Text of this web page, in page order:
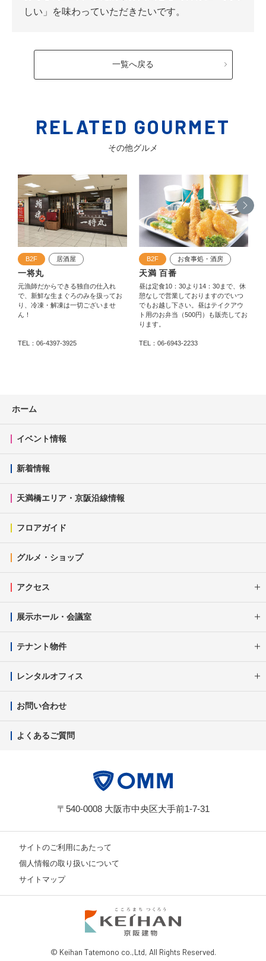
しい」を味わっていただきたいです。
一覧へ戻る
RELATED GOURMET
その他グルメ
B2F 居酒屋
一将丸
元漁師だからできる独自の仕入れ
で、新鮮な生まぐろのみを扱ってお
り、冷凍・解凍は一切ございませ
ん！
TEL：06-4397-3925
B2F お食事処・酒房
天満 百番
昼は定食10：30より14：30まで、休
憩なしで営業しておりますのでいつ
でもお越し下さい。昼はテイクアウ
ト用のお弁当（500円）も販売してお
ります。
TEL：06-6943-2233
ホーム
イベント情報
新着情報
天満橋エリア・京阪沿線情報
フロアガイド
グルメ・ショップ
アクセス
展示ホール・会議室
テナント物件
レンタルオフィス
お問い合わせ
よくあるご質問
〒540-0008 大阪市中央区大手前1-7-31
サイトのご利用にあたって
個人情報の取り扱いについて
サイトマップ
© Keihan Tatemono co.,Ltd, All Rights Reserved.